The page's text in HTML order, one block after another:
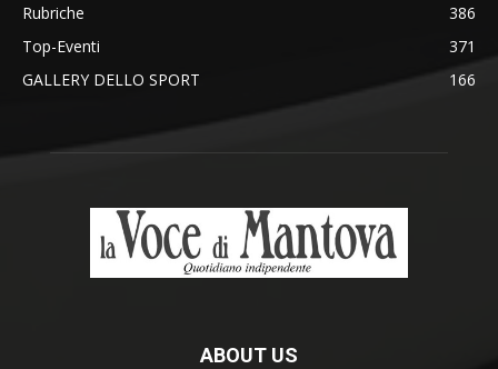
Rubriche
386
Top-Eventi
371
GALLERY DELLO SPORT
166
ABOUT US